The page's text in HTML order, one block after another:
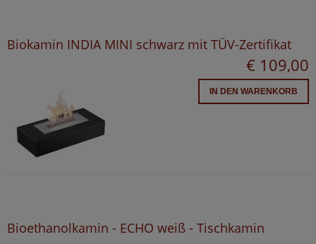
Biokamin INDIA MINI schwarz mit TÜV-Zertifikat
€ 109,00
IN DEN WARENKORB
Bioethanolkamin - ECHO weiß - Tischkamin